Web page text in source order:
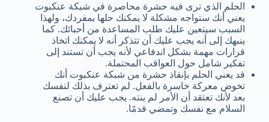
الحلم الذي ترى فيه حشرة محاصرة في شبكة عنكبوت
يعني أنك ستواجه مشكلة لا يمكنك حلها بمفردك، ولهذا
السبب سيتعين عليك طلب المساعدة من أحبائك. كما
ينبهك إلى أنه يجب عليك أن تتذكر أنه لا يمكنك اتخاذ
قرارات مهمة بشكل اندفاعي لأنه يجب أن تستند إلى
تفكير شامل حول العواقب المحتملة.
قد يعني الحلم بإنقاذ حشرة من شبكة عنكبوت أنك
تخوض معركة خاسرة بالفعل. لم تعترف بذلك لنفسك
بعد لأنك تعتقد أن الأمر لم ينته. يجب عليك أن تصنع
السلام مع نفسك وتمضي قدمًا.